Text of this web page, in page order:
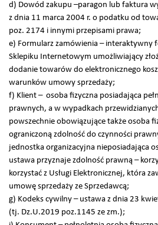
d) Dowód zakupu –paragon lub faktura
z dnia 11 marca 2004 r. o podatku od
poz. 2174 i innymi przepisami prawa;
e) Formularz zamówienia – interaktywny
Sklepiku Internetowym umożliwiający
dodanie towarów do elektronicznego
warunków umowy sprzedaży;
f) Klient – osoba fizyczna posiadająca
prawnych, a w wypadkach
powszechnie obowiązujące także osoba
ograniczoną zdolność do czynności
jednostka organizacyjna nieposiadająca
ustawa przyznaje zdolność prawną –
korzystać z Usługi Elektronicznej, która
umowę sprzedaży ze Sprzedawcą;
g) Kodeks cywilny – ustawa z dnia 23
(tj. Dz.U.2019 poz.1145 ze zm.);